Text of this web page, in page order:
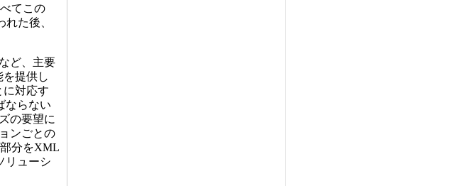
てこの
た後、
ど、主要
提供し
に対応す
ならない
の要望に
ンごとの
分をXML
リューシ